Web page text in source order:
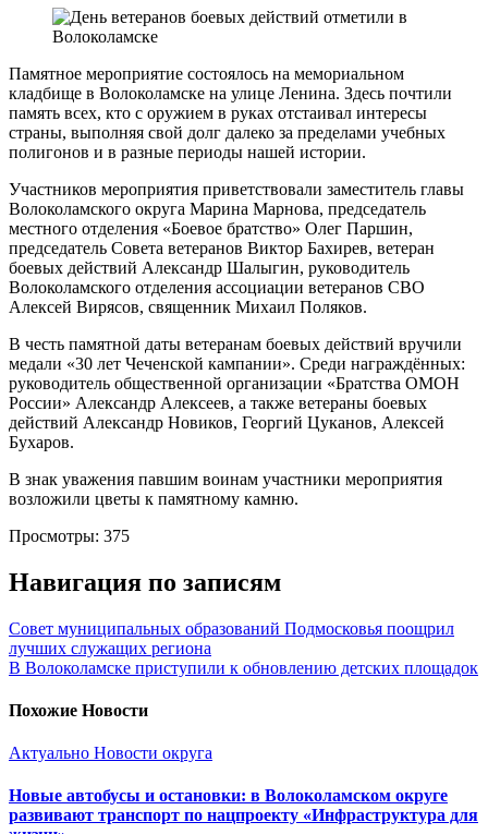
Памятное мероприятие состоялось на мемориальном
кладбище в Волоколамске на улице Ленина. Здесь почтили
память всех, кто с оружием в руках отстаивал интересы
страны, выполняя свой долг далеко за пределами учебных
полигонов и в разные периоды нашей истории.
Участников мероприятия приветствовали заместитель главы
Волоколамского округа Марина Марнова, председатель
местного отделения «Боевое братство» Олег Паршин,
председатель Совета ветеранов Виктор Бахирев, ветеран
боевых действий Александр Шалыгин, руководитель
Волоколамского отделения ассоциации ветеранов СВО
Алексей Вирясов, священник Михаил Поляков.
В честь памятной даты ветеранам боевых действий вручили
медали «30 лет Чеченской кампании». Среди награждённых:
руководитель общественной организации «Братства ОМОН
России» Александр Алексеев, а также ветераны боевых
действий Александр Новиков, Георгий Цуканов, Алексей
Бухаров.
В знак уважения павшим воинам участники мероприятия
возложили цветы к памятному камню.
Просмотры: 375
Навигация по записям
Совет муниципальных образований Подмосковья поощрил
лучших служащих региона
В Волоколамске приступили к обновлению детских площадок
Похожие Новости
Актуально Новости округа
Новые автобусы и остановки: в Волоколамском округе
развивают транспорт по нацпроекту «Инфраструктура для